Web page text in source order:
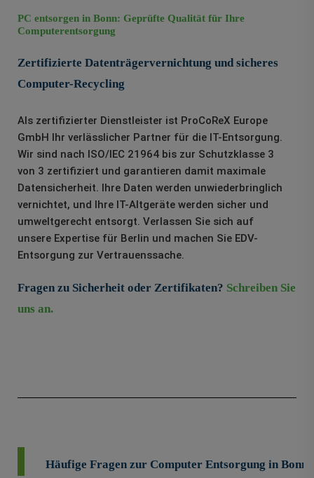
PC entsorgen in Bonn: Geprüfte Qualität für Ihre
Computerentsorgung
Zertifizierte Datenträgervernichtung und sicheres
Computer-Recycling
Als zertifizierter Dienstleister ist ProCoReX Europe
GmbH Ihr verlässlicher Partner für die IT-Entsorgung.
Wir sind nach ISO/IEC 21964 bis zur Schutzklasse 3
von 3 zertifiziert und garantieren damit maximale
Datensicherheit. Ihre Daten werden unwiederbringlich
vernichtet, und Ihre IT-Altgeräte werden sicher und
umweltgerecht entsorgt. Verlassen Sie sich auf
unsere Expertise für Berlin und machen Sie EDV-
Entsorgung zur Vertrauenssache.
Fragen zu Sicherheit oder Zertifikaten? Schreiben Sie
uns an.
Häufige Fragen zur Computer Entsorgung in Bonn